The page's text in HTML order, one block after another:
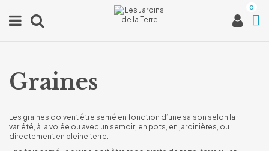
0
Graines
Les graines doivent être semé en fonction d’une saison selon la
variété, à la volée ou avec un semoir, en pots, en jardinières, ou
directement en pleine terre.